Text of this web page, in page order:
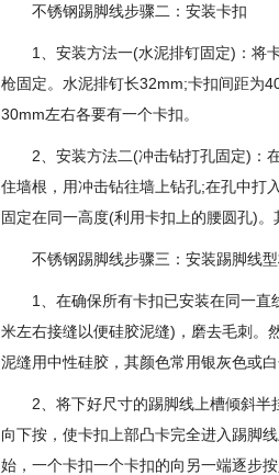
不锈钢踢脚线步骤二：安装卡扣
1、安装方法一(水泥排钉固定)：将
枪固定。水泥排钉长32mm;卡扣间距为
30mm左右各要有一个卡扣。
2、安装方法二(冲击钻打孔固定)：
住墙根，用冲击钻往墙上钻孔;在孔中打
固定在同一高度(利用卡扣上的腰圆孔)。
不锈钢踢脚线步骤三：安装踢脚线
1、在确保所有卡扣已安装在同一
米左右接缝以便硅胶泥缝)，磨去毛刺。
泥缝用中性硅胶，其颜色常用银灰色或
2、将下好尺寸的踢脚线上槽倾斜
向下按，使卡扣上部凸卡完全进入踢脚
始，一个卡扣一个卡扣的向另一端逐步